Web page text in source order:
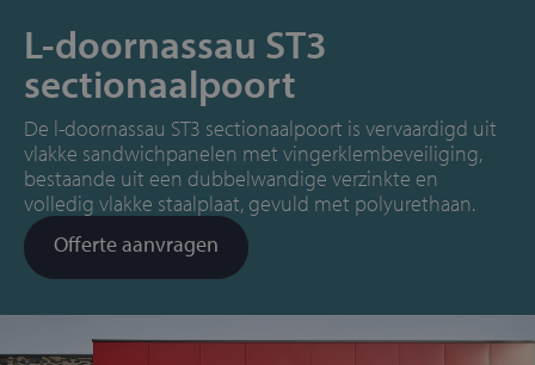
L-doornassau ST3
sectionaalpoort
De l-doornassau ST3 sectionaalpoort is vervaardigd uit
vlakke sandwichpanelen met vingerklembeveiliging,
bestaande uit een dubbelwandige verzinkte en
volledig vlakke staalplaat, gevuld met polyurethaan.
Offerte aanvragen